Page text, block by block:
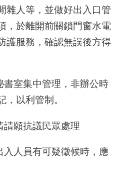
雜人等，並做好出入口管
，於離開前關鎖門窗水電
護服務，確認無誤後方得
書室集中管理，非辦公時
，以利管制。
請願抗議民眾處理
入人員有可疑徵候時，應